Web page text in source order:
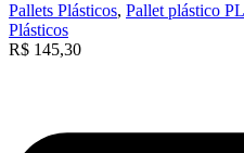
Pallets Plásticos, Pallet plástico
Plásticos
R$ 145,30